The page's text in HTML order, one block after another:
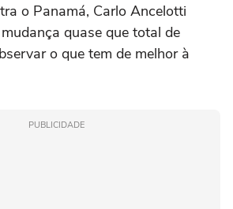
o Panamá, Carlo Ancelotti
quase que total de
o que tem de melhor à
PUBLICIDADE